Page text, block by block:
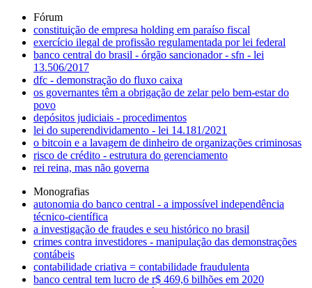
Fórum
constituição de empresa holding em paraíso fiscal
exercício ilegal de profissão regulamentada por lei federal
banco central do brasil - órgão sancionador - sfn - lei
13.506/2017
dfc - demonstração do fluxo caixa
os governantes têm a obrigação de zelar pelo bem-estar do
povo
depósitos judiciais - procedimentos
lei do superendividamento - lei 14.181/2021
o bitcoin e a lavagem de dinheiro de organizações criminosas
risco de crédito - estrutura do gerenciamento
rei reina, mas não governa
Monografias
autonomia do banco central - a impossível independência
técnico-científica
a investigação de fraudes e seu histórico no brasil
crimes contra investidores - manipulação das demonstrações
contábeis
contabilidade criativa = contabilidade fraudulenta
banco central tem lucro de r$ 469,6 bilhões em 2020